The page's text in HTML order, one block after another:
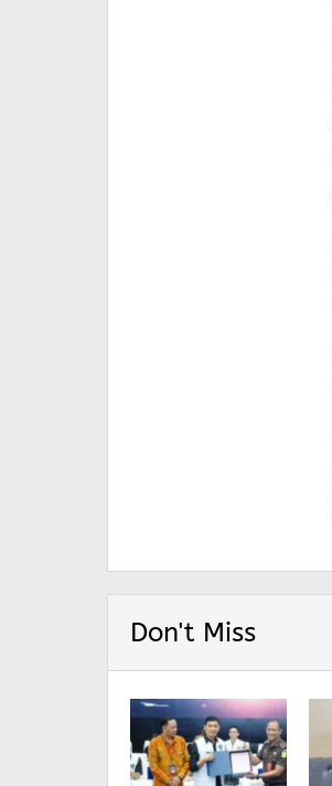
Don't Miss